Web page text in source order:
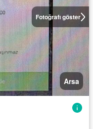
Fotoğrafı göster
Arsa